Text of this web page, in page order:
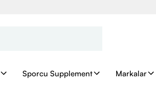
Sporcu Supplement Markalar